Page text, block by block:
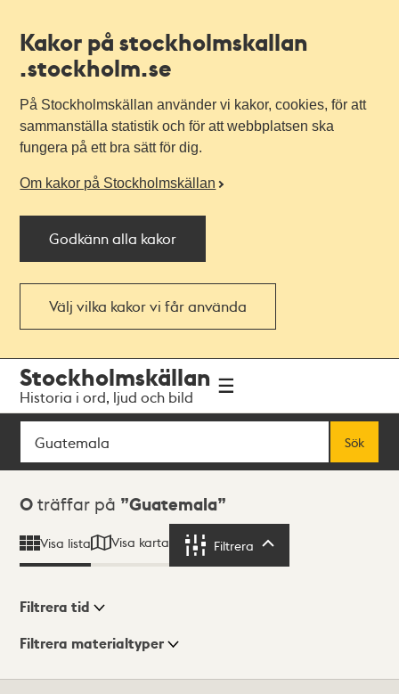
Kakor på stockholmskallan
.stockholm.se
På Stockholmskällan använder vi kakor, cookies, för att
sammanställa statistik och för att webbplatsen ska
fungera på ett bra sätt för dig.
Om kakor på Stockholmskällan
Godkänn alla kakor
Välj vilka kakor vi får använda
navigationen
huvudinnehållet
Stockholmskällan
Historia i ord, ljud och bild
Sök
Sök
Sökresultat
0 träffar på Guatemala
Visa lista Visa karta Filtrera
Visningsläge
Filtrera tid
Filtrera materialtyper